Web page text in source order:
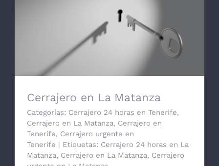
Cerrajero en La Matanza
Cerrajero en La Matanza
Categorías: Cerrajero 24 horas en Tenerife,
Cerrajero en La Matanza, Cerrajero en
Tenerife, Cerrajero urgente en
Tenerife | Etiquetas: Cerrajero 24 horas en La
Matanza, Cerrajero en La Matanza, Cerrajero